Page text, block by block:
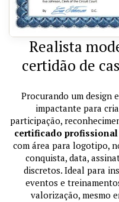
Realista
certidão de
Procurando um design
impactante para
participação,
certificado profissional
com área para logotipo,
conquista, data,
discretos. Ideal para
eventos e
valorização, mesmo